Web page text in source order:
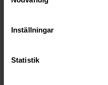
Inställningar
Statistik